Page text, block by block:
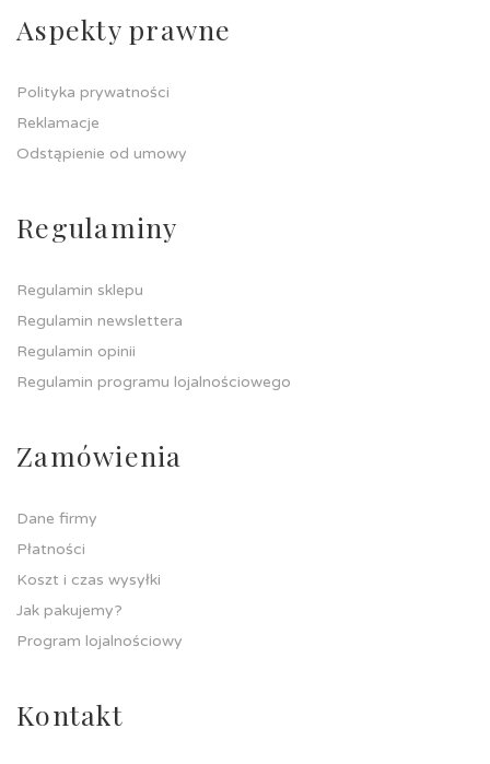
Aspekty prawne
Polityka prywatności
Reklamacje
Odstąpienie od umowy
Regulaminy
Regulamin sklepu
Regulamin newslettera
Regulamin opinii
Regulamin programu lojalnościowego
Zamówienia
Dane firmy
Płatności
Koszt i czas wysyłki
Jak pakujemy?
Program lojalnościowy
Kontakt